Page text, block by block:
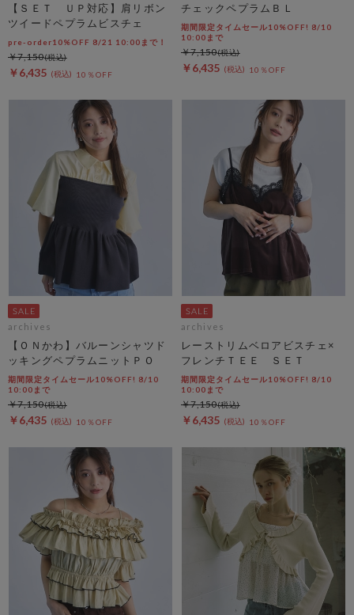
【ＳＥＴ ＵＰ対応】肩リボン
ツイードペプラムビスチェ
pre-order10%OFF 8/21 10:00まで！
￥6,435 10％OFF
￥7,150
チェックペプラムＢＬ
期間限定タイムセール10%OFF! 8/10
10:00まで
￥6,435 10％OFF
￥7,150
archives
【ＯＮかわ】バルーンシャツド
ッキングペプラムニットＰＯ
期間限定タイムセール10%OFF! 8/10
10:00まで
￥6,435 10％OFF
￥7,150
archives
レーストリムベロアビスチェ×
フレンチＴＥＥ ＳＥＴ
期間限定タイムセール10%OFF! 8/10
10:00まで
￥6,435 10％OFF
￥7,150